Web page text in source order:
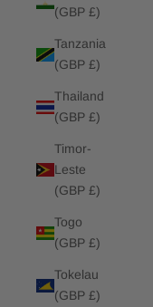
(GBP £)
Tanzania
(GBP £)
Thailand
(GBP £)
Timor-
Leste
(GBP £)
Togo
(GBP £)
Tokelau
(GBP £)